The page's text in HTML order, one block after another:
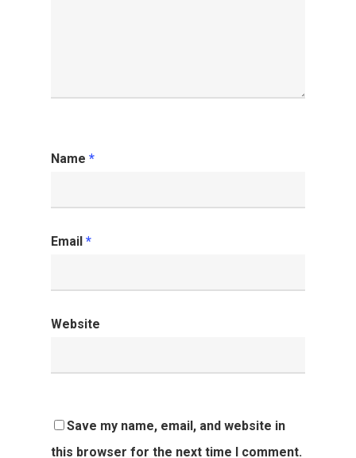
Name *
Email *
Website
Save my name, email, and website in
this browser for the next time I comment.